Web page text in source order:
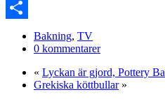
Link
PrintFriendly
Bakning, TV
0 kommentarer
« Lyckan är gjord, Pottery
Grekiska köttbullar»